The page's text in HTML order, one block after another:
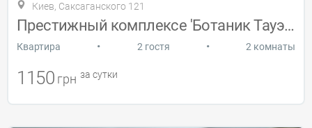
Киев, Саксаганского 121
Престижный комплексе 'Ботаник Тауэрс'
Квартира • 2 гостя • 2 комнаты
1150 грн за сутки